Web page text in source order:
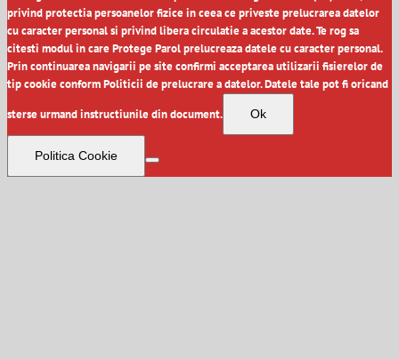
privind protectia persoanelor fizice in ceea ce priveste prelucrarea datelor
cu caracter personal si privind libera circulatie a acestor date. Te rog sa
citesti modul in care Protege Parol prelucreaza datele cu caracter personal.
Prin continuarea navigarii pe site confirmi acceptarea utilizarii fisierelor de
tip cookie conform Politicii de prelucrare a datelor. Datele tale pot fi oricand
sterse urmand instructiunile din document.
Ok
Politica Cookie